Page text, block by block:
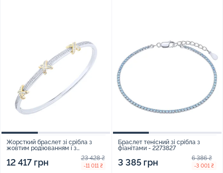
Жорсткий браслет зі срібла з
жовтим родіюванням і з
12 417 грн 23 428 ₴
-11 011 ₴
Браслет тенісний зі срібла з
фіанітами - 2273827
3 385 грн 6 386 ₴
-3 001 ₴